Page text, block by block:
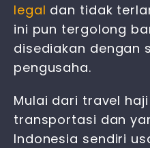
legal dan tidak
ini pun tergolong
disediakan dengan
pengusaha.
Mulai dari travel
transportasi dan
Indonesia sendiri